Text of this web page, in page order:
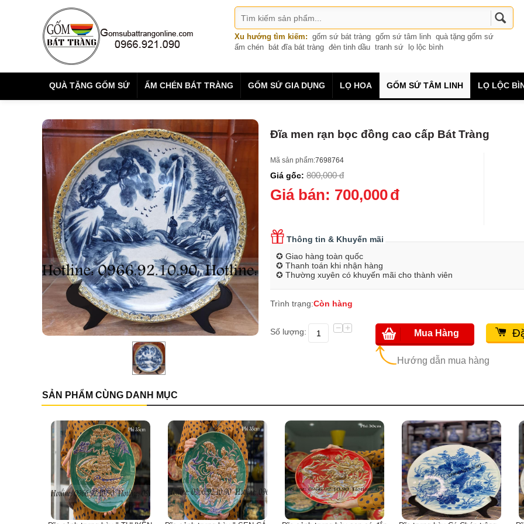
Xu hướng tìm kiếm: gốm sứ bát tràng gốm sứ tâm linh quà tặng gốm sứ
ấm chén
bát đĩa bát tràng đèn tinh dầu tranh sứ lọ lộc bình
QUÀ TẶNG GỐM SỨ ẤM CHÉN BÁT TRÀNG GỐM SỨ GIA DỤNG LỌ HOA GỐM SỨ TÂM LINH LỌ LỘC
Đĩa men rạn bọc đồng cao cấp Bát Tràng
Mã sản phẩm:7698764
Giá gốc: 800,000 đ
Giá bán: 700,000đ
Thông tin & Khuyến mãi
✪ Giao hàng toàn quốc
✪ Thanh toán khi nhận hàng
✪ Thường xuyên có khuyến mãi cho thành viên
Trình trạng:Còn hàng
Số lượng: +
−
Hướng dẫn mua hàng
Mua Hàng
SẢN PHẨM CÙNG DANH MỤC